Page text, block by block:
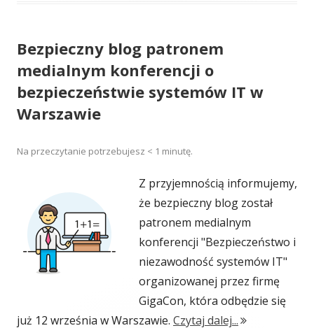
Bezpieczny blog patronem
medialnym konferencji o
bezpieczeństwie systemów IT w
Warszawie
Na przeczytanie potrzebujesz < 1 minutę.
Z przyjemnością informujemy,
że bezpieczny blog został
patronem medialnym
konferencji "Bezpieczeństwo i
niezawodność systemów IT"
organizowanej przez firmę
GigaCon, która odbędzie się
już 12 września w Warszawie. Czytaj dalej..."Bezpieczny